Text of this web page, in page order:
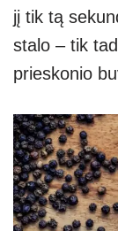
jį tik tą
stalo – tik
prieskonio